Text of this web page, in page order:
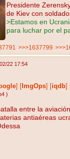
Presidente
de Kiev con
>Estamos en
para luchar por el
>>>1637799
22 17:54
ImgOps iqdb
)
entre la
antiaéreas